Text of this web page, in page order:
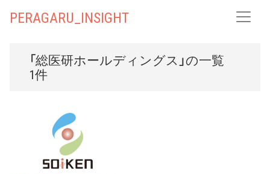
PERAGARU_INSIGHT
「総医研ホールディングス」の一覧
1件